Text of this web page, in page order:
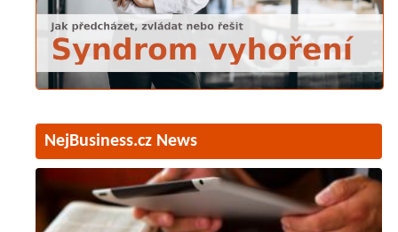
NejBusiness.cz News